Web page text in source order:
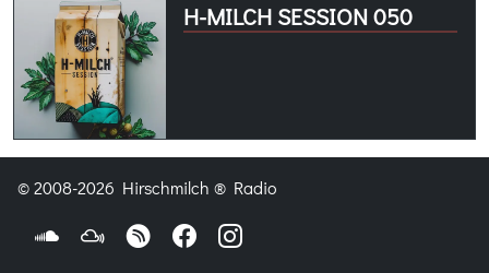
H-MILCH SESSION 050
© 2008-2026 Hirschmilch ® Radio